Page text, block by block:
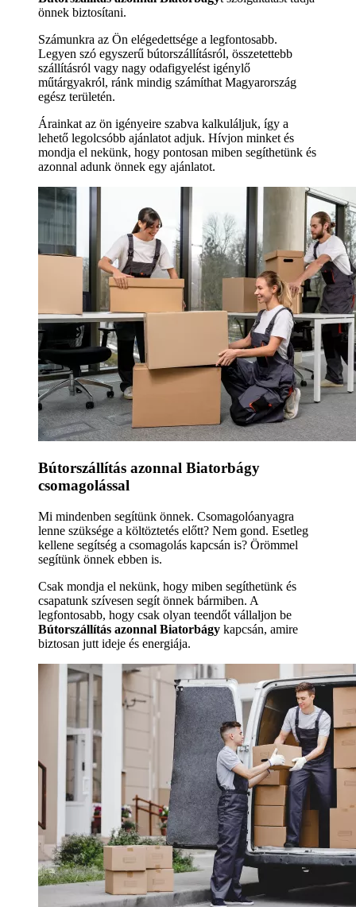
önnek biztosítani.
Számunkra az Ön elégedettsége a legfontosabb.
Legyen szó egyszerű bútorszállításról, összetettebb
szállításról vagy nagy odafigyelést igénylő
műtárgyakról, ránk mindig számíthat Magyarország
egész területén.
Árainkat az ön igényeire szabva kalkuláljuk, így a
lehető legolcsóbb ajánlatot adjuk. Hívjon minket és
mondja el nekünk, hogy pontosan miben segíthetünk és
azonnal adunk önnek egy ajánlatot.
Bútorszállítás azonnal Biatorbágy
csomagolással
Mi mindenben segítünk önnek. Csomagolóanyagra
lenne szüksége a költöztetés előtt? Nem gond. Esetleg
kellene segítség a csomagolás kapcsán is? Örömmel
segítünk önnek ebben is.
Csak mondja el nekünk, hogy miben segíthetünk és
csapatunk szívesen segít önnek bármiben. A
legfontosabb, hogy csak olyan teendőt vállaljon be
Bútorszállítás azonnal Biatorbágy kapcsán, amire
biztosan jutt ideje és energiája.